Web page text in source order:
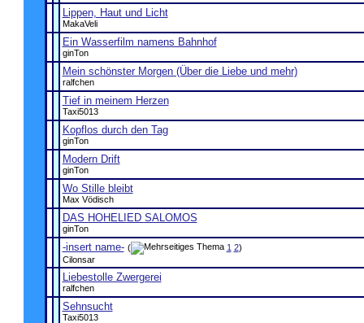
Lippen, Haut und Licht
MakaVeli
Ein Wasserfilm namens Bahnhof
ginTon
Mein schönster Morgen (Über die Liebe und mehr)
ralfchen
Tief in meinem Herzen
Taxi5013
Kopflos durch den Tag
ginTon
Modern Drift
ginTon
Wo Stille bleibt
Max Vödisch
DAS HOHELIED SALOMOS
ginTon
-insert name- ( 1 2)
Cilonsar
Liebestolle Zwergerei
ralfchen
Sehnsucht
Taxi5013